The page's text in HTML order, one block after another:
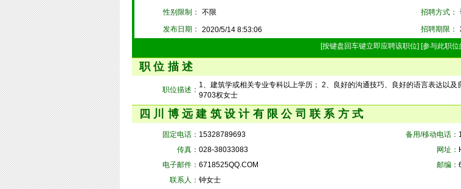
性别限制：
不限 招聘方式：
发布日期：
2020/5/14 8:53:06 招聘期限：
[按键盘回车键立即应聘该职位] [参与此职
职位描述
职位描述：
1、建筑学或相关专业专科以上学历； 2、良好的沟通技巧、良好的语言表达以
9703权女士
四川博远建筑设计有限公司联系方式
固定电话： 15328789693 备用/移动电话：
传真： 028-38033083 网址：
电子邮件： 6718525QQ.COM 邮编：
联系人： 钟女士